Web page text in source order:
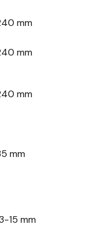
mm
mm
mm
mm
15 mm